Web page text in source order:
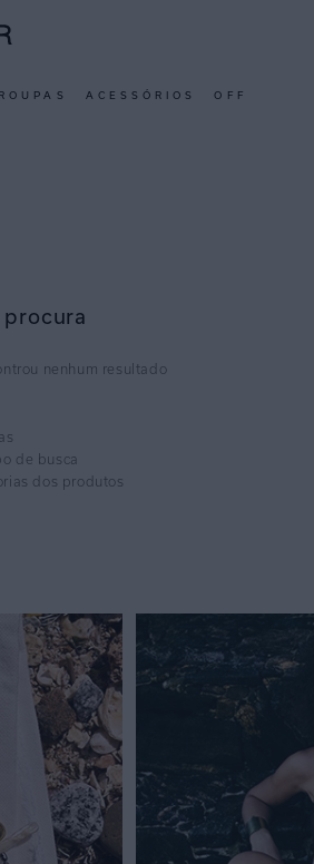
ROUPAS ACESSÓRIOS OFF
procura
de busca
dos produtos